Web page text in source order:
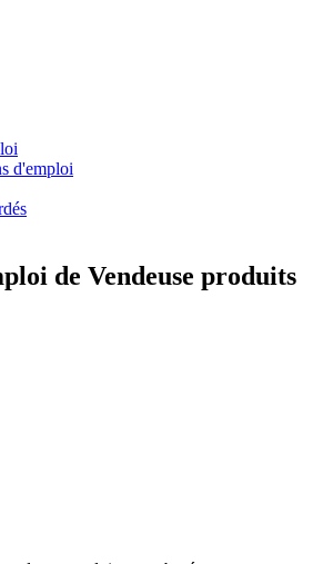
d'emploi
de Vendeuse produits